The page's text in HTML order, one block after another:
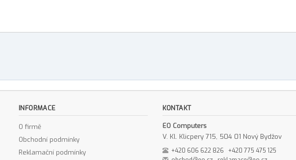
INFORMACE
O firmě
Obchodní podmínky
Reklamační podmínky
KONTAKT
EO Computers
V. Kl. Klicpery 715, 504 01 Nový Bydžov
+420 606 622 826
+420 775 475 125